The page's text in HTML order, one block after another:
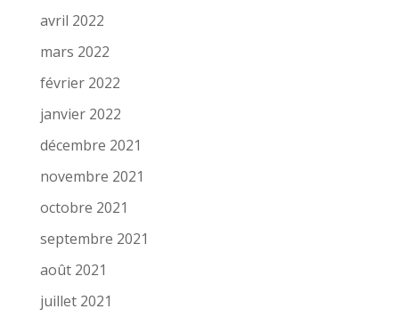
avril 2022
mars 2022
février 2022
janvier 2022
décembre 2021
novembre 2021
octobre 2021
septembre 2021
août 2021
juillet 2021